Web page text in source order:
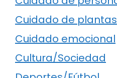
Cuidado de plantas
Cuidado emocional
Cultura/Sociedad